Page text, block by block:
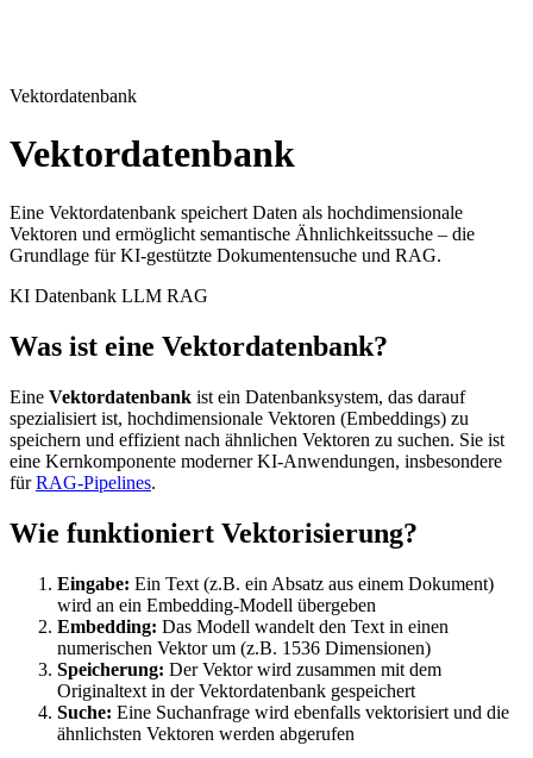
Vektordatenbank
Vektordatenbank
Eine Vektordatenbank speichert Daten als hochdimensionale
Vektoren und ermöglicht semantische Ähnlichkeitssuche – die
Grundlage für KI-gestützte Dokumentensuche und RAG.
KI Datenbank LLM RAG
Was ist eine Vektordatenbank?
Eine Vektordatenbank ist ein Datenbanksystem, das darauf
spezialisiert ist, hochdimensionale Vektoren (Embeddings) zu
speichern und effizient nach ähnlichen Vektoren zu suchen. Sie ist
eine Kernkomponente moderner KI-Anwendungen, insbesondere
fürRAG-Pipelines.
Wie funktioniert Vektorisierung?
Eingabe: Ein Text (z.B. ein Absatz aus einem Dokument)
wird an ein Embedding-Modell übergeben
Embedding: Das Modell wandelt den Text in einen
numerischen Vektor um (z.B. 1536 Dimensionen)
Speicherung: Der Vektor wird zusammen mit dem
Originaltext in der Vektordatenbank gespeichert
Suche: Eine Suchanfrage wird ebenfalls vektorisiert und die
ähnlichsten Vektoren werden abgerufen